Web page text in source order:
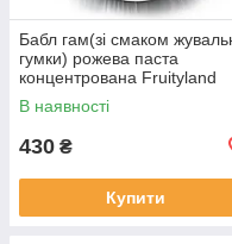
Бабл гам(зі смаком
гумки) рожева паста
концентрована Fruityland
В наявності
430 ₴
Купити